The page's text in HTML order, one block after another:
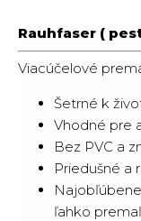
Rauhfaser (
Viacúčelové
Šetrné k
Vhodné pre
Bez PVC a
Priedušné a
ľahko